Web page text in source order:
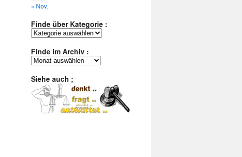
« Nov.
Finde über Kategorie :
Finde
Kategorie
Finde im Archiv :
Finde
Archiv
Siehe auch ;